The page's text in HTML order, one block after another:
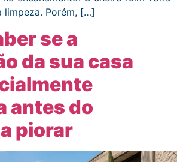
limpeza. Porém, […]
se a
da sua casa
antes do
piorar